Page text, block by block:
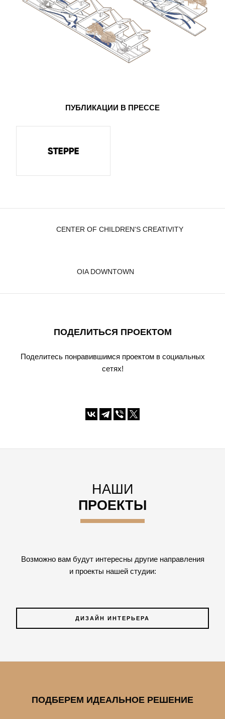
ПУБЛИКАЦИИ В ПРЕССЕ
CENTER OF CHILDREN'S CREATIVITY
OIA DOWNTOWN
ПОДЕЛИТЬСЯ ПРОЕКТОМ
Поделитесь понравившимся проектом в социальных
сетях!
НАШИ
ПРОЕКТЫ
Возможно вам будут интересны другие направления
и проекты нашей студии:
ДИЗАЙН ИНТЕРЬЕРА
ПОДБЕРЕМ ИДЕАЛЬНОЕ РЕШЕНИЕ